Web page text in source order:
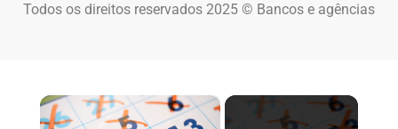
Todos os direitos reservados 2025 © Bancos e agências
×